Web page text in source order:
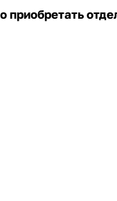
приобретать